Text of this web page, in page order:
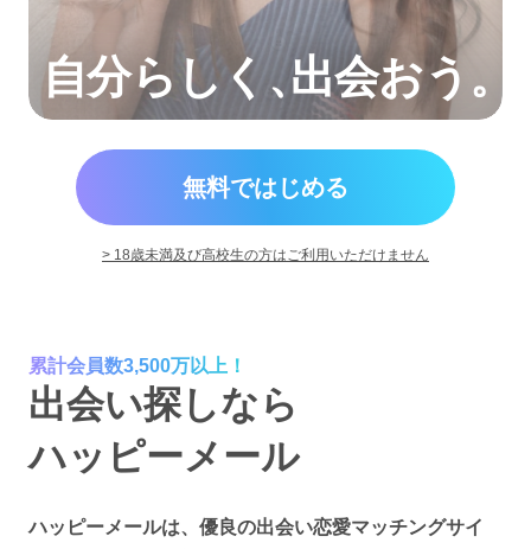
自分らしく、出会おう。
無料ではじめる
> 18歳未満及び高校生の方はご利用いただけません
累計会員数3,500万以上！
出会い探しなら
ハッピーメール
ハッピーメールは、優良の出会い恋愛マッチングサイ